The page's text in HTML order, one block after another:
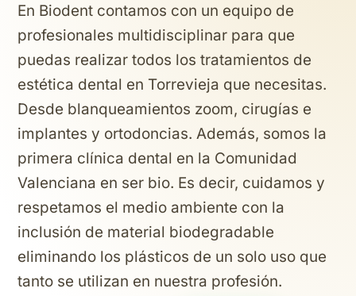
En Biodent contamos con un equipo de
profesionales multidisciplinar para que
puedas realizar todos los tratamientos de
estética dental en Torrevieja que necesitas.
Desde blanqueamientos zoom, cirugías e
implantes y ortodoncias. Además, somos la
primera clínica dental en la Comunidad
Valenciana en ser bio. Es decir, cuidamos y
respetamos el medio ambiente con la
inclusión de material biodegradable
eliminando los plásticos de un solo uso que
tanto se utilizan en nuestra profesión.